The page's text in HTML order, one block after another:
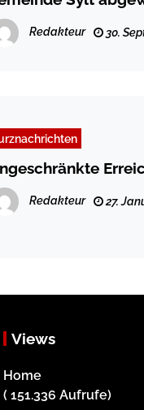
Redakteur 30.
Redakteur 27.
Views
Home
( 151.336 Aufrufe)